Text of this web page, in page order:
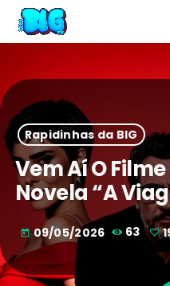
Rapidinhas da BIG
Vem Aí O
Novela “A
today 09/05/2026 63